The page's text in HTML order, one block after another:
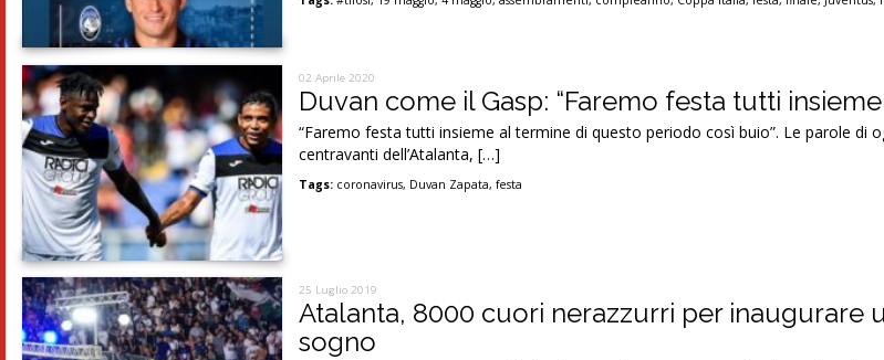
02 Aprile 2020
Duvan come il Gasp: “Faremo festa tutti
“Faremo festa tutti insieme al termine di questo periodo così buio”. Le parole di
centravanti dell’Atalanta, […]
Tags: coronavirus, Duvan Zapata,festa
25 Luglio 2019
Atalanta, 8000 cuori nerazzurri per inaugurare
sogno